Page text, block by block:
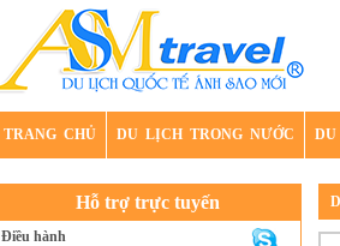
TRANG CHỦ DU LỊCH TRONG NƯỚC
Hỗ trợ trực tuyến
Điều hành